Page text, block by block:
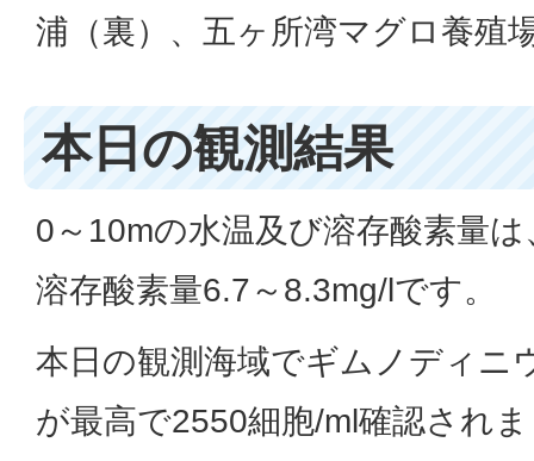
浦（裏）、五ヶ所湾マグロ養殖
本日の観測結果
0～10mの水温及び溶存酸素量
溶存酸素量6.7～8.3mg/lです。
本日の観測海域でギムノディニ
が最高で2550細胞/ml確認され